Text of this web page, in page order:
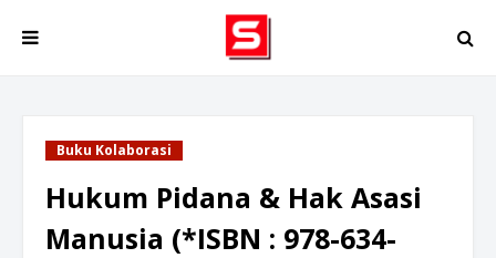
Buku Kolaborasi
Hukum Pidana & Hak Asasi
Manusia (*ISBN : 978-634-